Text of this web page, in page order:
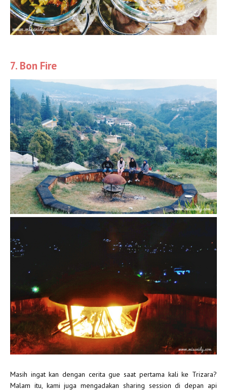
7. Bon Fire
Masih ingat kan dengan cerita gue saat pertama kali ke Trizara?
Malam itu, kami juga mengadakan sharing session di depan api